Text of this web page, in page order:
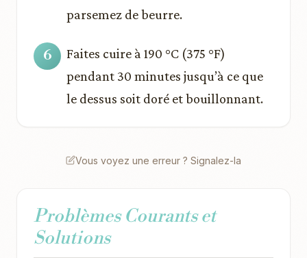
parsemez de beurre.
Faites cuire à 190 °C (375 °F)
pendant 30 minutes jusqu’à ce que
le dessus soit doré et bouillonnant.
Vous voyez une erreur ? Signalez-la
Problèmes Courants et
Solutions